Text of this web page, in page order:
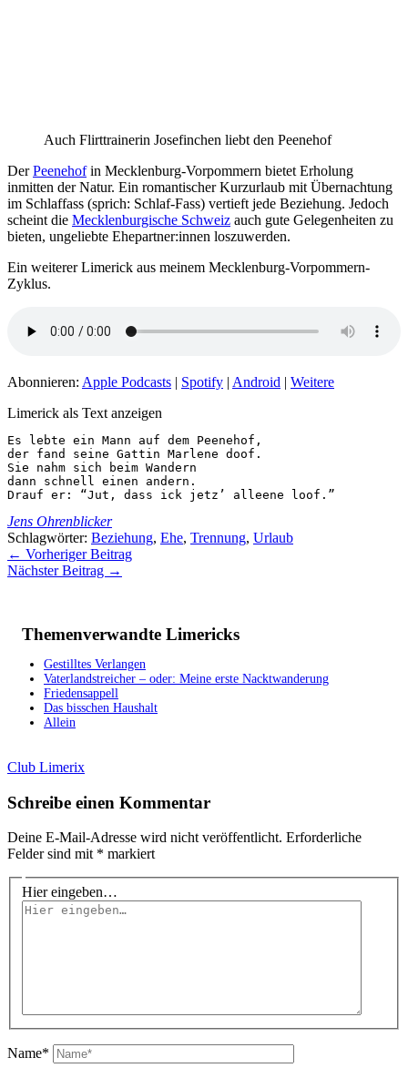
Auch Flirttrainerin Josefinchen liebt den Peenehof
DerPeenehofin Mecklenburg-Vorpommern bietet Erholung
inmitten der Natur. Ein romantischer Kurzurlaub mit Übernachtung
im Schlaffass (sprich: Schlaf-Fass) vertieft jede Beziehung. Jedoch
scheint die Mecklenburgische Schweiz auch gute Gelegenheiten zu
bieten, ungeliebte Ehepartner:innen loszuwerden.
Ein weiterer Limerick aus meinem Mecklenburg-Vorpommern-
Zyklus.
Abonnieren: Apple Podcasts | Spotify | Android | Weitere
Limerick als Text anzeigen
Es lebte ein Mann auf dem Peenehof,
der fand seine Gattin Marlene doof.
Sie nahm sich beim Wandern
dann schnell einen andern.
Drauf er: “Jut, dass ick jetz’ alleene loof.”
Jens Ohrenblicker
Schlagwörter: Beziehung, Ehe, Trennung, Urlaub
← Vorheriger Beitrag
Nächster Beitrag →
Themenverwandte Limericks
Gestilltes Verlangen
Vaterlandstreicher – oder: Meine erste Nacktwanderung
Friedensappell
Das bisschen Haushalt
Allein
Club Limerix
Schreibe einen Kommentar
Deine E-Mail-Adresse wird nicht veröffentlicht. Erforderliche
Felder sind mit * markiert
Hier eingeben…
Name*